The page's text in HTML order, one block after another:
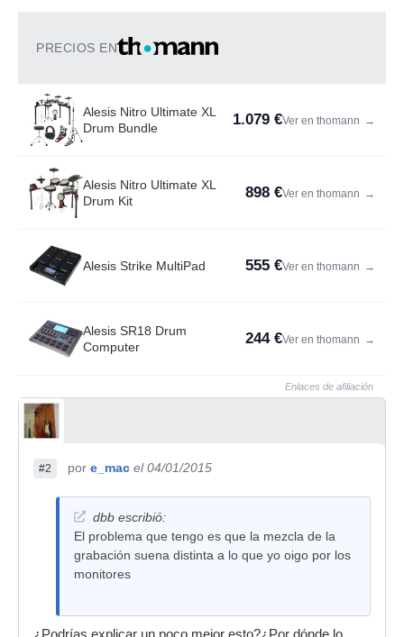
PRECIOS EN
Alesis Nitro Ultimate XL
Drum Bundle
1.079 €Ver en thomann →
Alesis Nitro Ultimate XL
Drum Kit
898 €Ver en thomann →
Alesis Strike MultiPad 555 €Ver en thomann →
Alesis SR18 Drum
Computer
244 €Ver en thomann →
Enlaces de afiliación
#2 por e_mac el 04/01/2015
dbb escribió:
El problema que tengo es que la mezcla de la
grabación suena distinta a lo que yo oigo por los
monitores